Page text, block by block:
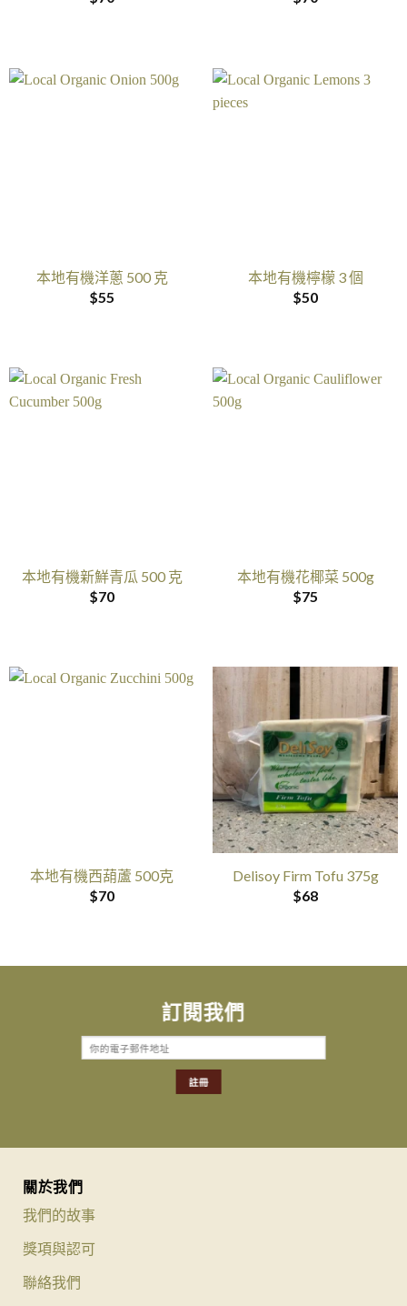
本地有機洋蔥 500 克
$55
本地有機檸檬 3 個
$50
本地有機新鮮青瓜 500 克
$70
本地有機花椰菜 500g
$75
本地有機西葫蘆 500克
$70
Delisoy Firm Tofu 375g
$68
訂閱我們
關於我們
我們的故事
獎項與認可
聯絡我們